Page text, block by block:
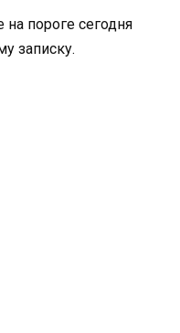
пороге сегодня
записку.